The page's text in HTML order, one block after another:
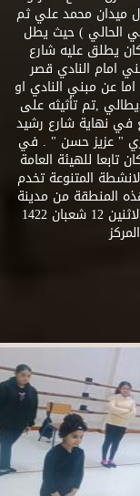
كان مقره الاول ميدان محمد علي ثم
الحالي ) حيث يطل
يطلق عليه شارع
امام النادي قصر
اما عن مبني النادي او
,تم تأثيثه على
في نهاية شارع رشيد
" عزيز حسن " . في
تابعا للهيئة العامة
المتنوعة تخدم
المنطقة من مدينة
الاسكندرية . و في عام 2001 و بالتحديد في الاثنين 12 شعبان 1422